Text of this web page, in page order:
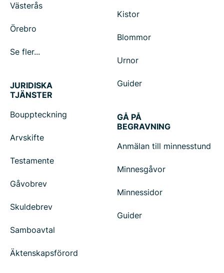
Västerås
Örebro
Se fler...
Kistor
Blommor
Urnor
Guider
JURIDISKA
TJÄNSTER
Bouppteckning
Arvskifte
Testamente
Gåvobrev
Skuldebrev
Samboavtal
Äktenskapsförord
GÅ PÅ
BEGRAVNING
Anmälan till minnesstund
Minnesgåvor
Minnessidor
Guider